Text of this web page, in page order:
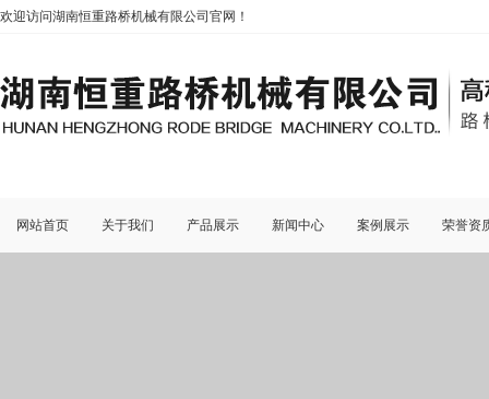
欢迎访问湖南恒重路桥机械有限公司官网！
网站首页 关于我们 产品展示 新闻中心 案例展示 荣誉资